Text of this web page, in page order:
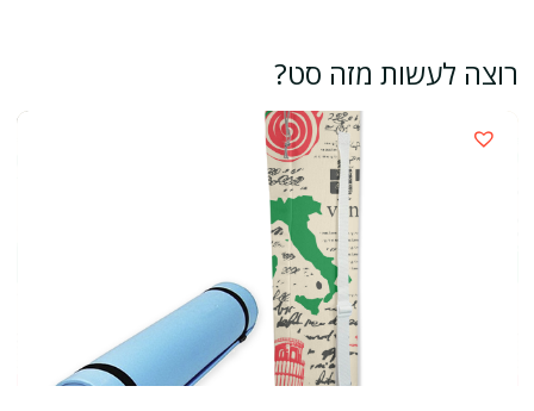
רוצה לעשות מזה סט?